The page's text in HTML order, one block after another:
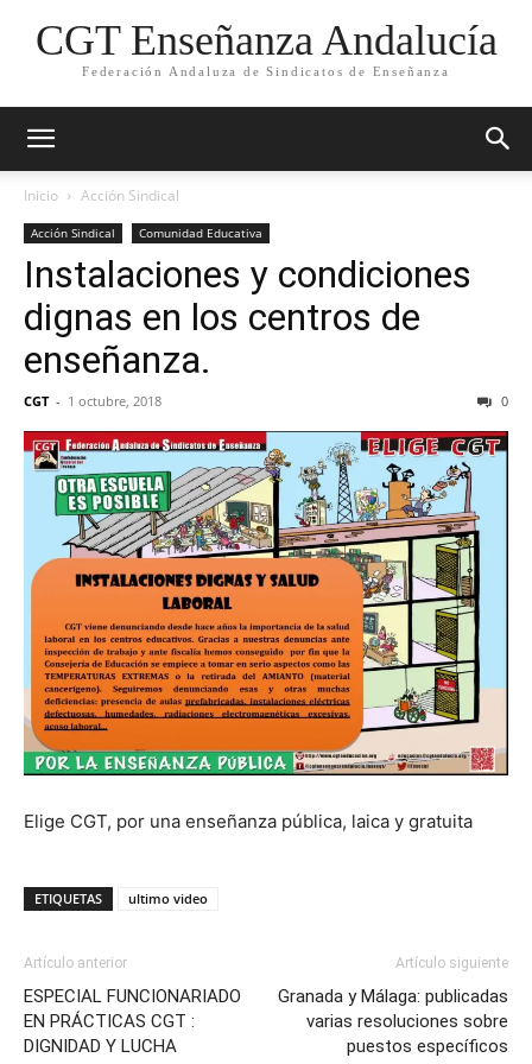
CGT Enseñanza Andalucía
Federación Andaluza de Sindicatos de Enseñanza
Inicio Acción Sindical
Acción Sindical Comunidad Educativa
Instalaciones y condiciones
dignas en los centros de
enseñanza.
CGT - 1 octubre, 2018 0
Elige CGT, por una enseñanza pública, laica y gratuita
ETIQUETAS ultimo video
Artículo anterior
ESPECIAL FUNCIONARIADO
EN PRÁCTICAS CGT :
DIGNIDAD Y LUCHA
Artículo siguiente
Granada y Málaga: publicadas
varias resoluciones sobre
puestos específicos